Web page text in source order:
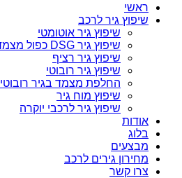
ראשי
שיפוץ גיר לרכב
שיפוץ גיר אוטומטי
שיפוץ גיר DSG כפול מצמדים
שיפוץ גיר רציף
שיפוץ גיר רובוטי
החלפת מצמד בגיר רובוטי
שיפוץ מוח גיר
שיפוץ גיר לרכבי יוקרה
אודות
בלוג
מבצעים
מחירון גירים לרכב
צרו קשר